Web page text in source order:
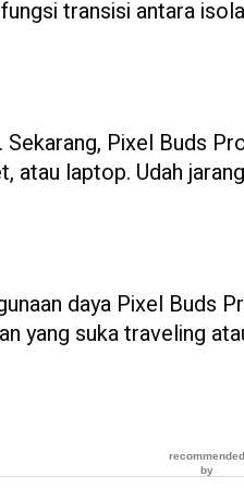
transisi antara
Pixel Buds
atau laptop. Udah
daya Pixel Buds
yang suka traveling